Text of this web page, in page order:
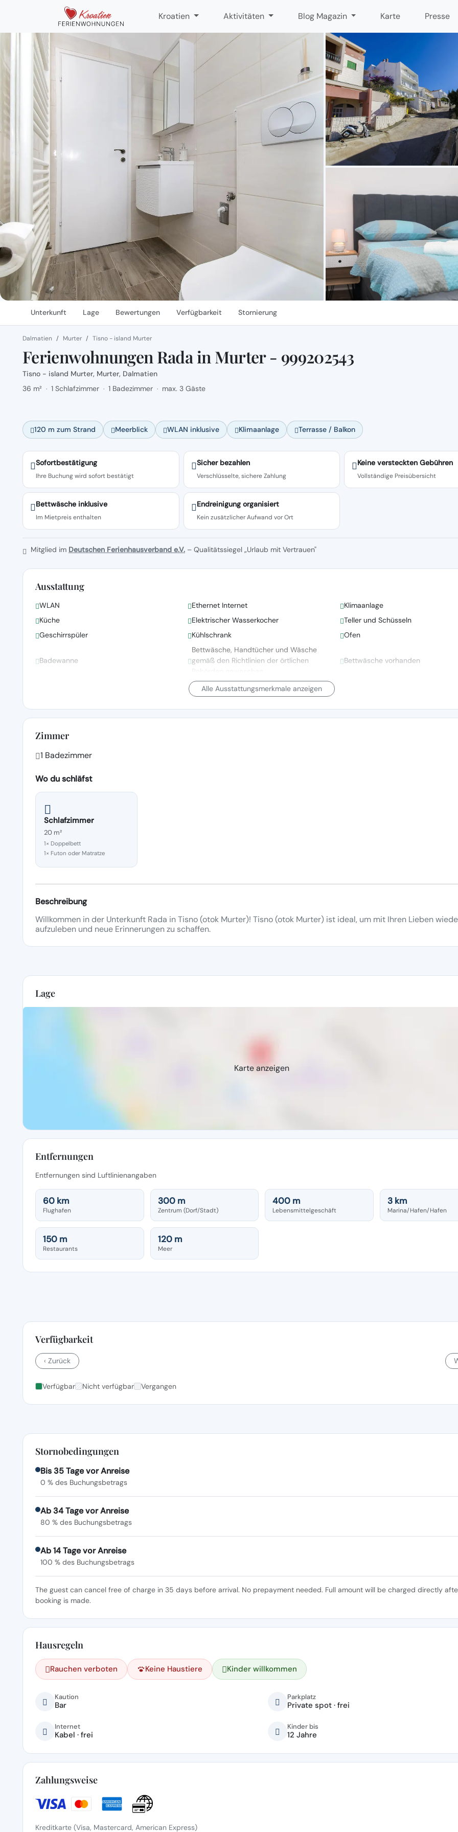
Kroatien Aktivitäten Blog Magazin Karte Presse
Unterkunft Lage Bewertungen Verfügbarkeit Stornierung
Dalmatien Murter Tisno - island Murter
Ferienwohnungen Rada in Murter - 999202543
Tisno - island Murter, Murter, Dalmatien
36 m² · 1 Schlafzimmer · 1 Badezimmer · max. 3 Gäste
120 m zum Strand Meerblick WLAN inklusive Klimaanlage Terrasse / Balkon
Sofortbestätigung
Ihre Buchung wird sofort bestätigt
Sicher bezahlen
Verschlüsselte, sichere Zahlung
Keine versteckten Gebühren
Vollständige Preisübersicht
Bettwäsche inklusive
Im Mietpreis enthalten
Endreinigung organisiert
Kein zusätzlicher Aufwand vor Ort
Mitglied im Deutschen Ferienhausverband e.V. – Qualitätssiegel „Urlaub mit Vertrauen"
Ausstattung
WLAN Ethernet Internet
Klimaanlage
Küche
Elektrischer Wasserkocher
Teller und Schüsseln
Geschirrspüler
Kühlschrank Ofen
Badewanne
Bettwäsche, Handtücher und Wäsche
gemäß den Richtlinien der örtlichen
Bettwäsche vorhanden
Alle Ausstattungsmerkmale anzeigen
Zimmer
1 Badezimmer
Wo du schläfst
Schlafzimmer
20 m²
1× Doppelbett
1× Futon oder Matratze
Beschreibung
Willkommen in der Unterkunft Rada in Tisno (otok Murter)! Tisno (otok Murter) ist ideal, um mit Ihren Lieben
aufzuleben und neue Erinnerungen zu schaffen.
Lage
Karte anzeigen
Entfernungen
Entfernungen sind Luftlinienangaben
60 km
Flughafen
300 m
Zentrum (Dorf/Stadt)
400 m
Lebensmittelgeschäft
3 km
Marina/Hafen/Hafen
150 m
Restaurants
120 m
Meer
Verfügbarkeit
‹ Zurück
Verfügbar Nicht verfügbar Vergangen
Stornobedingungen
Bis 35 Tage vor Anreise
0 % des Buchungsbetrags
Ab 34 Tage vor Anreise
80 % des Buchungsbetrags
Ab 14 Tage vor Anreise
100 % des Buchungsbetrags
The guest can cancel free of charge in 35 days before arrival. No prepayment needed. Full amount will be charged directly
booking is made.
Hausregeln
Rauchen verboten Keine Haustiere Kinder willkommen
Kaution
Bar
Parkplatz
Private spot · frei
Internet
Kabel · frei
Kinder bis
12 Jahre
Zahlungsweise
Kreditkarte (Visa, Mastercard, American Express)